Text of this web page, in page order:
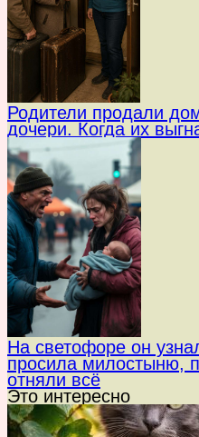
Родители продали
дочери. Когда их
На светофоре он
просила милостыню,
отняли всё
Это интересно